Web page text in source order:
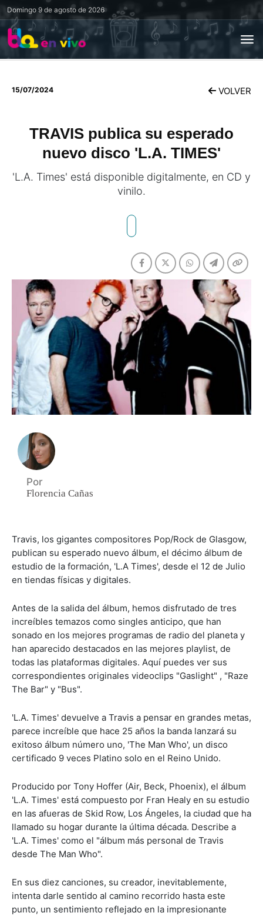
Domingo 9 de agosto de 2026
15/07/2024 VOLVER
TRAVIS publica su esperado
nuevo disco 'L.A. TIMES'
'L.A. Times' está disponible digitalmente, en CD y
vinilo.
Por
Florencia Cañas
Travis, los gigantes compositores Pop/Rock de Glasgow,
publican su esperado nuevo álbum, el décimo álbum de
estudio de la formación, 'L.A Times', desde el 12 de Julio
en tiendas físicas y digitales.
Antes de la salida del álbum, hemos disfrutado de tres
increíbles temazos como singles anticipo, que han
sonado en los mejores programas de radio del planeta y
han aparecido destacados en las mejores playlist, de
todas las plataformas digitales. Aquí puedes ver sus
correspondientes originales videoclips "Gaslight" , "Raze
The Bar" y "Bus".
'L.A. Times' devuelve a Travis a pensar en grandes metas,
parece increíble que hace 25 años la banda lanzará su
exitoso álbum número uno, 'The Man Who', un disco
certificado 9 veces Platino solo en el Reino Unido.
Producido por Tony Hoffer (Air, Beck, Phoenix), el álbum
'L.A. Times' está compuesto por Fran Healy en su estudio
en las afueras de Skid Row, Los Ángeles, la ciudad que ha
llamado su hogar durante la última década. Describe a
'L.A. Times' como el "álbum más personal de Travis
desde The Man Who".
En sus diez canciones, su creador, inevitablemente,
intenta darle sentido al camino recorrido hasta este
punto, un sentimiento reflejado en la impresionante